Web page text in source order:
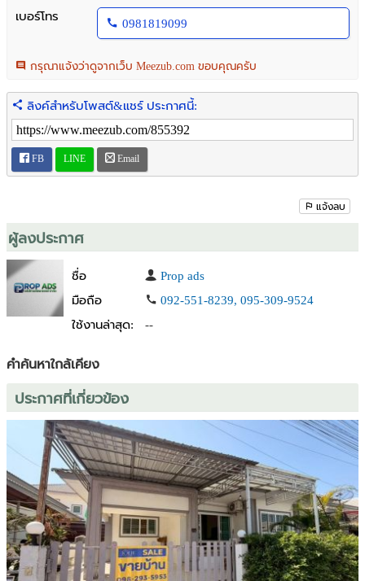
- 2 ที่จอดรถ
- ใกล้ทางเลี่ยงเมือง
- ใกล้ตลาดชุมชนหลายแห่ง
ราคาขาย ( เริ่มต้น ) : 2.69 ล้านบาท
สนใจติดต่อ :
สวยขอนแก่น#บ้านดอนบม#บ้านใกล้เมือง#บ้าน3ห้องนอน
#บ้านพร้อมอยู่##อสังหาริมทรัพย์ขอนแก่น#ขายบ้านด่วน#บ้านน่า
อยู่#บ้านทำเลดี#บ้านราคาคุ้ม#บ้านใหม่ขอนแก่น
เบอร์โทร
0981819099
กรุณาแจ้งว่าดูจากเว็บ Meezub.com ขอบคุณครับ
ลิงค์สำหรับโพสต์&แชร์ ประกาศนี้:
FB LINE Email
แจ้งลบ
ผู้ลงประกาศ
ชื่อ
Prop ads
มือถือ
092-551-8239, 095-309-9524
ใช้งานล่าสุด:
--
คำค้นหาใกล้เคียง
ประกาศที่เกี่ยวข้อง